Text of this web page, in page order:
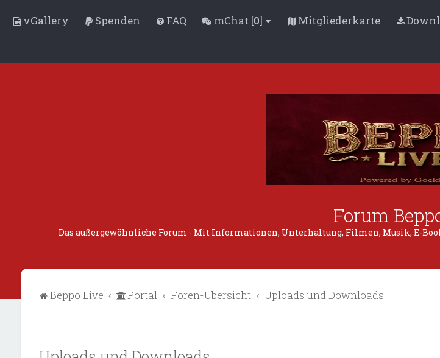
vGallery Spenden FAQ mChat [0] Mitgliederkarte
Forum
Das außergewöhnliche Forum - Mit Informationen, Unterhaltung, Filmen, Musik, E-
Beppo Live Portal Foren-Übersicht Uploads und Downloads